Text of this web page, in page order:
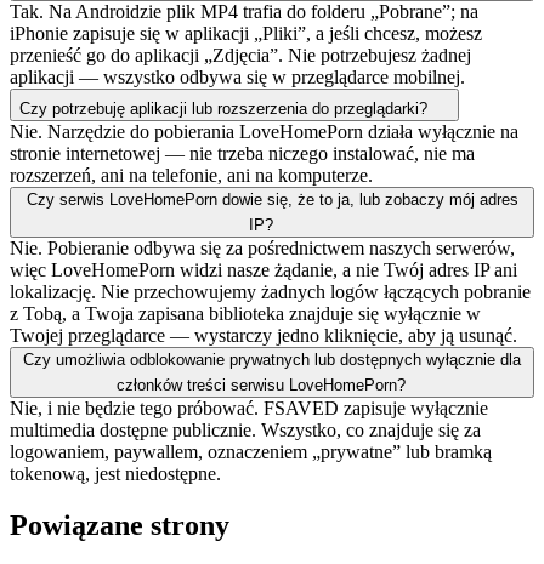
Tak. Na Androidzie plik MP4 trafia do folderu „Pobrane”; na
iPhonie zapisuje się w aplikacji „Pliki”, a jeśli chcesz, możesz
przenieść go do aplikacji „Zdjęcia”. Nie potrzebujesz żadnej
aplikacji — wszystko odbywa się w przeglądarce mobilnej.
Czy potrzebuję aplikacji lub rozszerzenia do przeglądarki?
Nie. Narzędzie do pobierania LoveHomePorn działa wyłącznie na
stronie internetowej — nie trzeba niczego instalować, nie ma
rozszerzeń, ani na telefonie, ani na komputerze.
Czy serwis LoveHomePorn dowie się, że to ja, lub zobaczy mój adres
IP?
Nie. Pobieranie odbywa się za pośrednictwem naszych serwerów,
więc LoveHomePorn widzi nasze żądanie, a nie Twój adres IP ani
lokalizację. Nie przechowujemy żadnych logów łączących pobranie
z Tobą, a Twoja zapisana biblioteka znajduje się wyłącznie w
Twojej przeglądarce — wystarczy jedno kliknięcie, aby ją usunąć.
Czy umożliwia odblokowanie prywatnych lub dostępnych wyłącznie dla
członków treści serwisu LoveHomePorn?
Nie, i nie będzie tego próbować. FSAVED zapisuje wyłącznie
multimedia dostępne publicznie. Wszystko, co znajduje się za
logowaniem, paywallem, oznaczeniem „prywatne” lub bramką
tokenową, jest niedostępne.
Powiązane strony